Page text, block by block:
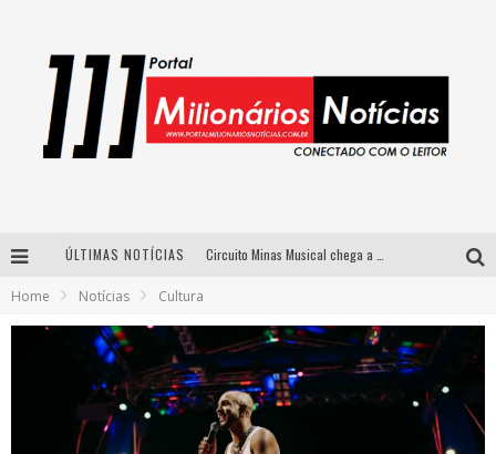
ÚLTIMAS NOTÍCIAS
Fenômeno do pagode, Fabinho desembarca em BH com a primeira edição do “Pagobinho”
Home Notícias Cultura